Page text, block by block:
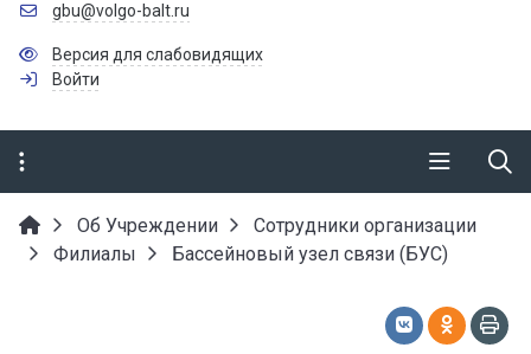
gbu@volgo-balt.ru
Версия для слабовидящих
Войти
Об Учреждении
Сотрудники организации
Филиалы
Бассейновый узел связи (БУС)